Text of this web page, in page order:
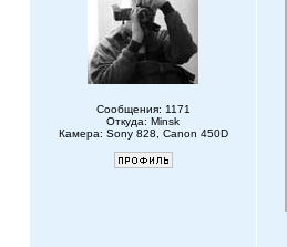
Сообщения: 1171
Откуда: Minsk
Камера: Sony 828, Canon 450D